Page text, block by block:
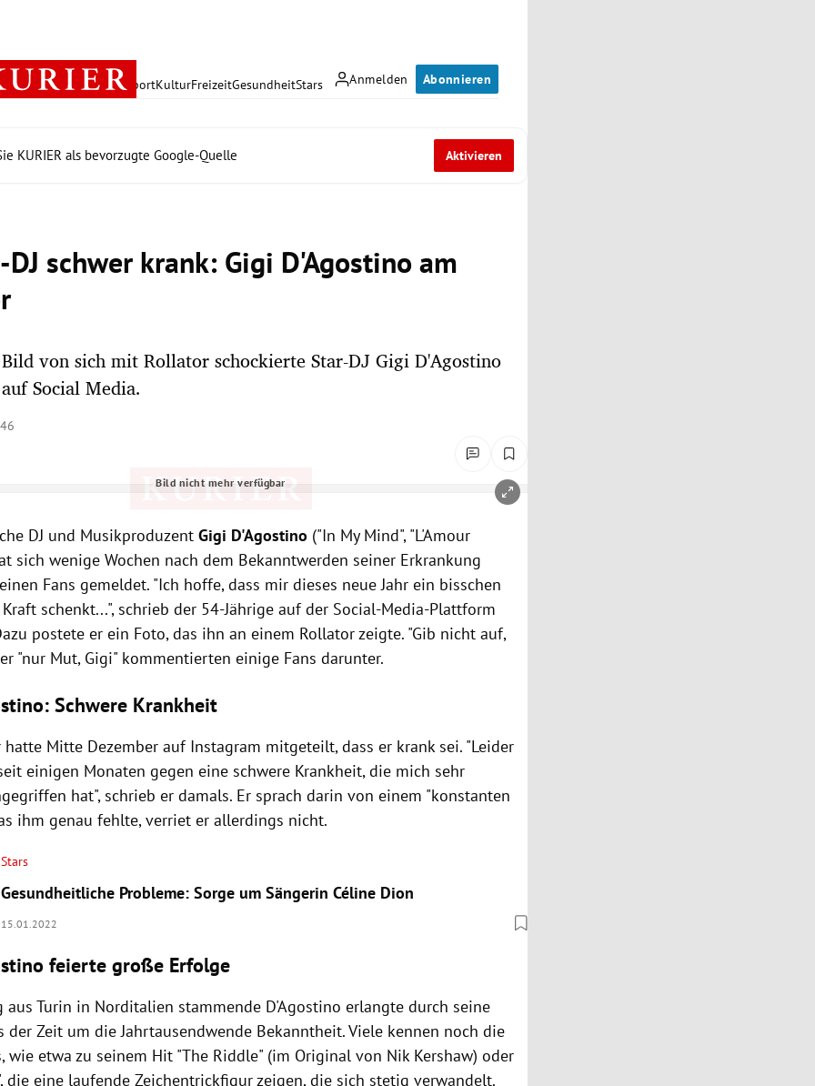
Anmelden Abonnieren
PolitikWirtschaft SportKulturFreizeitGesundheitStars
KURIER als bevorzugte Google-Quelle Aktivieren
schwer krank: Gigi D'Agostino am
von sich mit Rollator schockierte Star-DJ Gigi D'Agostino
Social Media.
Bild nicht mehr verfügbar
öffnen/schließen
DJ und MusikproduzentGigi D'Agostino ("In My Mind", "L'Amour
sich wenige Wochen nach dem Bekanntwerden seiner Erkrankung
Fans gemeldet. "Ich hoffe, dass mir dieses neue Jahr ein bisschen
schenkt...", schrieb der 54-Jährige auf der Social-Media-Plattform
postete er ein Foto, das ihn an einem Rollator zeigte. "Gib nicht auf,
"nur Mut, Gigi" kommentierten einige Fans darunter.
Schwere Krankheit
Mitte Dezember auf Instagram mitgeteilt, dass er krank sei. "Leider
einigen Monaten gegen eine schwere Krankheit, die mich sehr
hat", schrieb er damals. Er sprach darin von einem "konstanten
ihm genau fehlte, verriet er allerdings nicht.
Stars
Gesundheitliche Probleme: Sorge um Sängerin Céline Dion
15.01.2022
feierte große Erfolge
aus Turin in Norditalien stammende D'Agostino erlangte durch seine
der Zeit um die Jahrtausendwende Bekanntheit. Viele kennen noch die
wie etwa zu seinem Hit "The Riddle" (im Original von Nik Kershaw) oder
die eine laufende Zeichentrickfigur zeigen, die sich stetig verwandelt.